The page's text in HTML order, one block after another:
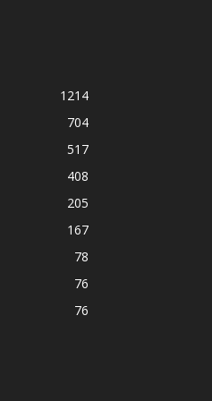
1214
704
517
408
205
167
78
76
76